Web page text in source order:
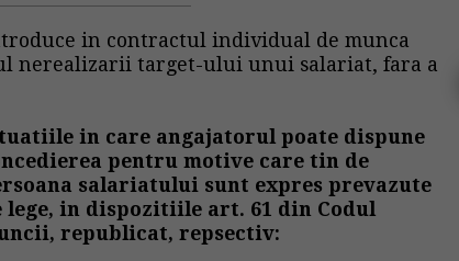
in contractul individual de munca
nerealizarii target-ului unui salariat, fara a
in care angajatorul poate dispune
pentru motive care tin de
salariatului sunt expres prevazute
lege, in dispozitiile art. 61 din Codul
republicat, repsectiv: